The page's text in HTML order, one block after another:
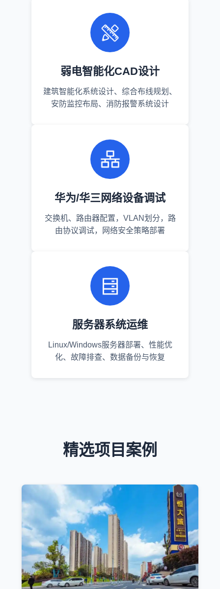
弱电智能化CAD设计
建筑智能化系统设计、综合布线规划、
安防监控布局、消防报警系统设计
华为/华三网络设备调试
交换机、路由器配置，VLAN划分，路
由协议调试，网络安全策略部署
服务器系统运维
Linux/Windows服务器部署、性能优
化、故障排查、数据备份与恢复
精选项目案例